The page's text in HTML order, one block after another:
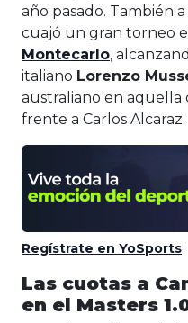
año pasado. También
cuajó un gran torneo
Montecarlo,
italiano Lorenzo
australiano en aquella
frente a Carlos Alcaraz.
Regístrate en YoSports
Las cuotas a
en el Masters